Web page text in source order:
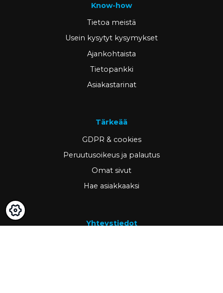
Know-how
Tietoa meistä
Usein kysytyt kysymykset
Ajankohtaista
Tietopankki
Asiakastarinat
Tärkeää
GDPR & cookies
Peruutusoikeus ja palautus
Omat sivut
Hae asiakkaaksi
Yhteystiedot